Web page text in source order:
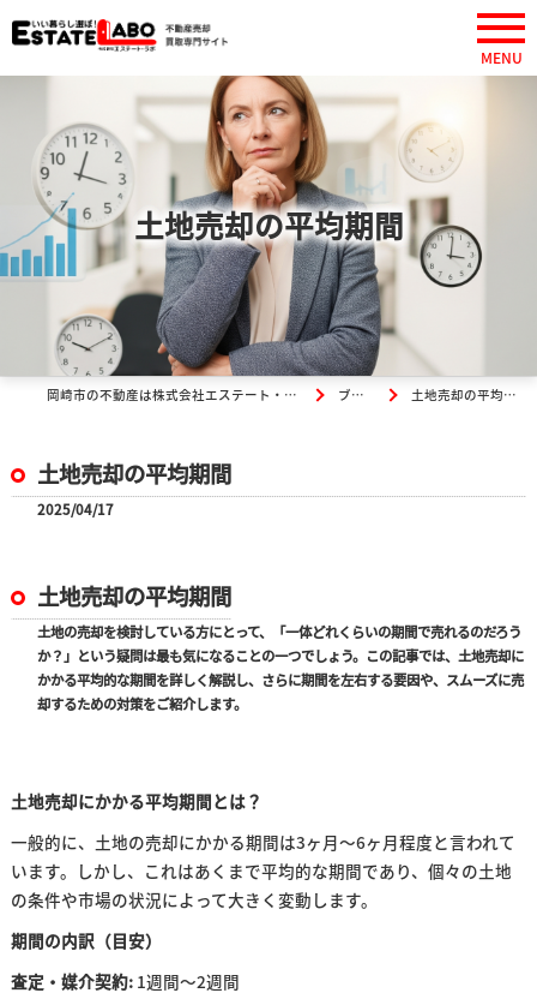
土地売却の平均期間
岡崎市の不動産は株式会社エステート・ラボ ブログ 土地売却の平均期間
土地売却の平均期間
2025/04/17
土地売却の平均期間
土地の売却を検討している方にとって、「一体どれくらいの期間で売れるのだろう
か？」という疑問は最も気になることの一つでしょう。この記事では、土地売却に
かかる平均的な期間を詳しく解説し、さらに期間を左右する要因や、スムーズに売
却するための対策をご紹介します。
土地売却にかかる平均期間とは？
一般的に、土地の売却にかかる期間は3ヶ月～6ヶ月程度と言われて
います。しかし、これはあくまで平均的な期間であり、個々の土地
の条件や市場の状況によって大きく変動します。
期間の内訳（目安）
査定・媒介契約:1週間～2週間